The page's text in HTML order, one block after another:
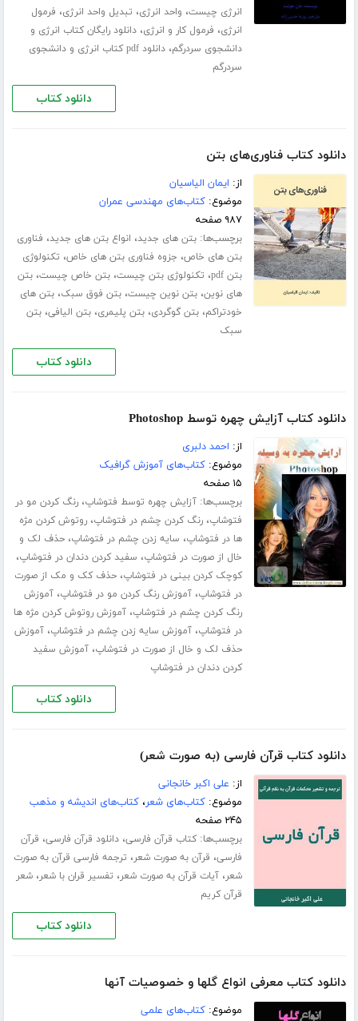
انرژی چیست، واحد انرژی، تبدیل واحد انرژی، فرمول
انرژی، فرمول کار و انرژی،دانلود رایگان کتاب انرژی و
دانشجوی سردرگم،
دانلود pdf کتاب انرژی و دانشجوی
سردرگم
دانلود کتاب
دانلود کتاب فناوری‌های بتن
از: ایمان الیاسیان
موضوع:کتاب‌های مهندسی عمران
۹۸۷ صفحه
برچسب‌ها:بتن های جدید، انواع بتن های جدید، فناوری
بتن های خاص، جزوه فناوری بتن های خاص، تکنولوژی
بتن pdf
، تکنولوژی بتن چیست،بتن خاص چیست،بتن
های نوین،بتن نوین چیست،بتن فوق سبک،بتن های
خودتراکم،بتن گوگردی،بتن پلیمری،بتن الیافی،بتن
سبک
دانلود کتاب
دانلود کتاب آزایش چهره توسط Photoshop
از: احمد دلبری
موضوع:کتاب‌های آموزش گرافیک
۱۵ صفحه
برچسب‌ها:آزایش چهره توسط فتوشاپ،رنگ کردن مو در
فتوشاپ،رنگ کردن چشم در فتوشاپ،روتوش کردن مژه
ها در فتوشاپ، سایه زدن چشم در فتوشاپ،حذف لک و
خال از صورت در فتوشاپ، سفید کردن دندان در فتوشاپ،
کوچک کردن بینی در فتوشاپ،حذف کک و مک از صورت
در فتوشاپ،آموزش رنگ کردن مو در فتوشاپ،آموزش
رنگ کردن چشم در فتوشاپ،آموزش روتوش کردن مژه ها
در فتوشاپ،آموزش سایه زدن چشم در فتوشاپ،آموزش
حذف لک و خال از صورت در فتوشاپ،آموزش سفید
کردن دندان در فتوشاپ
دانلود کتاب
دانلود کتاب قرآن فارسی (به صورت شعر)
از: علی اکبر خانجانی
موضوع:کتاب‌های شعر،کتاب‌های اندیشه و مذهب
۲۴۵ صفحه
برچسب‌ها:کتاب قرآن فارسی،دانلود قرآن فارسی، قرآن
فارسی، قرآن به صورت شعر، ترجمه فارسی قرآن به صورت
شعر،آیات قرآن به صورت شعر، تفسیر قران با شعر،شعر
قرآن کریم
دانلود کتاب
دانلود کتاب معرفی انواع گلها و خصوصیات آنها
موضوع:کتاب‌های علمی